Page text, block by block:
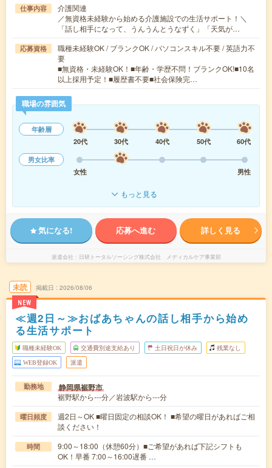
仕事内容
介護関連
／無資格未経験から始める介護施設での生活サポート！＼
「話し相手になって、うんうんとうなずく」「天気が…
応募資格
職種未経験OK / ブランクOK / パソコンスキル不要 / 英語力不
要
■無資格・未経験OK！■年齢・学歴不問！ブランクOK!■10名
以上採用予定！■履歴書不要■社会保険完…
職場の雰囲気
年齢層
20代
30代 40代 50代
60代
男女比率
女性
男性
もっと見る
気になる! 応募へ進む 詳しく見る
派遣会社 日研トータルソーシング株式会社 メディカルケア事業部
未読
NEW
掲載日 2026/08/06
≪週2日～≫おばあちゃんの話し相手から始め
る生活サポート
職種未経験OK 交通費別途支給あり 土日祝日が休み 残業なし
WEB登録OK 派遣
勤務地 静岡県裾野市
裾野駅から---分／岩波駅から---分
曜日頻度
週2日～OK ■曜日固定の相談OK！ ■希望の曜日があればご相
談ください！
時間
9:00～18:00（休憩60分）■ご希望があれば下記シフトも
OK！早番 7:00～16:00遅番 …